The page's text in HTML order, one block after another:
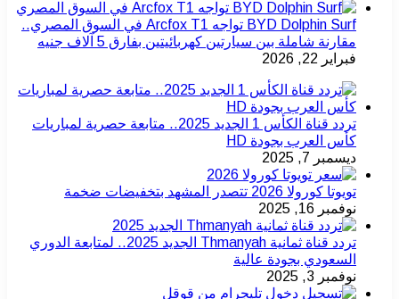
BYD Dolphin Surf تواجه Arcfox T1 في السوق المصري..
مقارنة شاملة بين سيارتين كهربائيتين بفارق 5 آلاف جنيه
فبراير 22, 2026
تردد قناة الكأس 1 الجديد 2025.. متابعة حصرية لمباريات
كأس العرب بجودة HD
ديسمبر 7, 2025
تويوتا كورولا 2026 تتصدر المشهد بتخفيضات ضخمة
نوفمبر 16, 2025
تردد قناة ثمانية Thmanyah الجديد 2025.. لمتابعة الدوري
السعودي بجودة عالية
نوفمبر 3, 2025